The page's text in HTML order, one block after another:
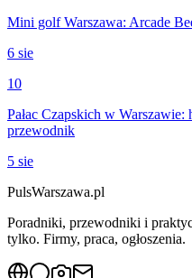
Mini golf Warszawa: Arcade
6 sie
10
Pałac Czapskich w
przewodnik
5 sie
PulsWarszawa.pl
Poradniki, przewodniki i
tylko. Firmy, praca, ogłoszenia.